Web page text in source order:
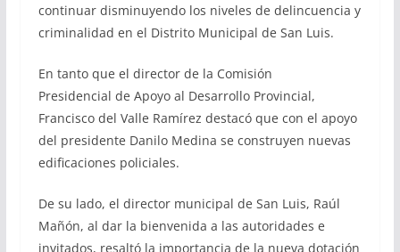
continuar disminuyendo los niveles de delincuencia y
criminalidad en el Distrito Municipal de San Luis.
En tanto que el director de la Comisión
Presidencial de Apoyo al Desarrollo Provincial,
Francisco del Valle Ramírez destacó que con el apoyo
del presidente Danilo Medina se construyen nuevas
edificaciones policiales.
De su lado, el director municipal de San Luis, Raúl
Mañón, al dar la bienvenida a las autoridades e
invitados, resaltó la importancia de la nueva dotación